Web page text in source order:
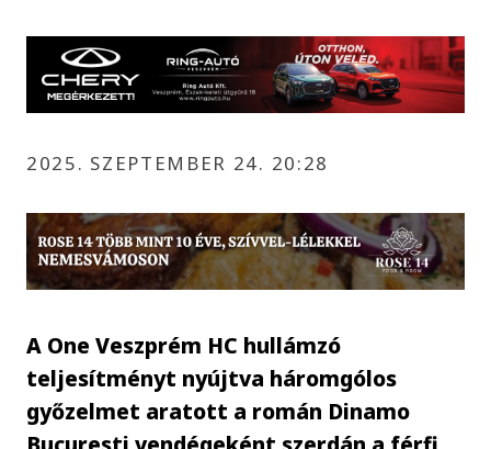
2025. SZEPTEMBER 24. 20:28
A One Veszprém HC hullámzó
teljesítményt nyújtva háromgólos
győzelmet aratott a román Dinamo